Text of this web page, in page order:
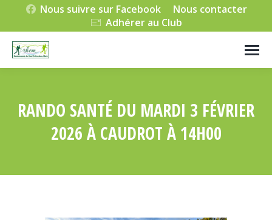
Nous suivre sur Facebook
Nous contacter
Adhérer au Club
RANDO SANTÉ DU MARDI 3 FÉVRIER
2026 À CAUDROT À 14H00